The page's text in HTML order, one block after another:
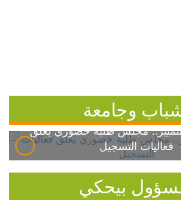
وجامعة
مجلس طلبة خضوري يعلق
فعاليات التسجيل
بيحكي